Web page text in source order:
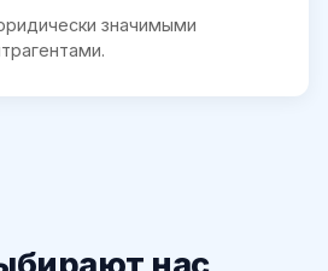
значимыми